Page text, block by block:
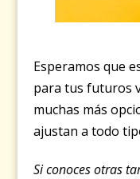
Esperamos que
para tus futuros
muchas más
ajustan a todo
Si conoces otras